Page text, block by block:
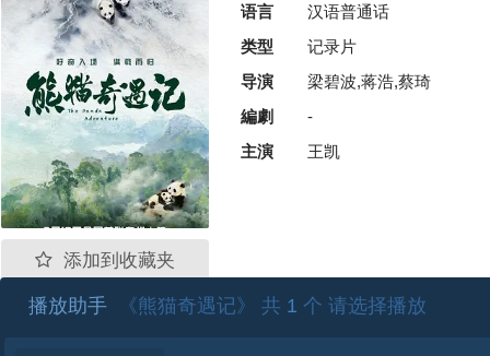
添加到收藏夹
语言
汉语普通话
类型
记录片
导演
梁碧波,蒋浩,蔡琦
編劇
-
主演
王凯
播放助手 《熊猫奇遇记》 共 1 个 请选择播放